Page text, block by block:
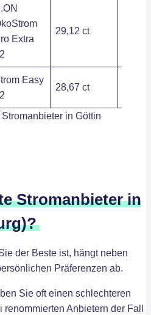
Extra
29,12 ct
Easy
28,67 ct
in Göttin
Stromanbieter in
der Beste ist, hängt neben
Präferenzen ab.
Sie oft einen schlechteren
Anbietern der Fall